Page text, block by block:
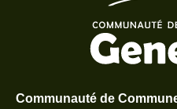
Communauté de